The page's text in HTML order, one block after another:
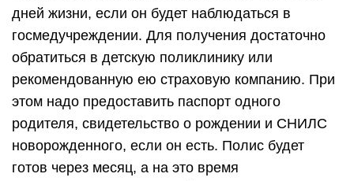
дней жизни, если он будет наблюдаться в
госмедучреждении. Для получения достаточно
обратиться в детскую поликлинику или
рекомендованную ею страховую компанию. При
этом надо предоставить паспорт одного
родителя, свидетельство о рождении и СНИЛС
новорожденного, если он есть. Полис будет
готов через месяц, а на это время